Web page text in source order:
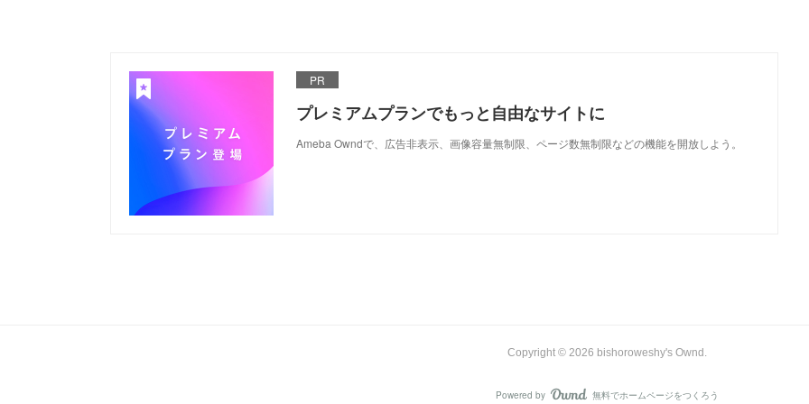
PR
プレミアムプランでもっと自由なサイトに
Ameba Owndで、広告非表示、画像容量無制限、ページ数無制限などの機能を開放しよう。
Copyright © 2026 bishoroweshy's Ownd .
Powered by AmebaOwnd
無料でホームページをつくろう